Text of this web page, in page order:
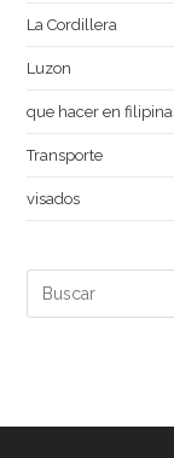
La Cordillera
Luzon
que hacer en
Transporte
visados